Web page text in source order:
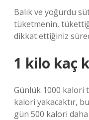
Balık ve yoğurdu
tüketmenin,
dikkat ettiğiniz
1 kilo kaç
Günlük 1000 kalori
kalori yakacaktır,
gün 500 kalori